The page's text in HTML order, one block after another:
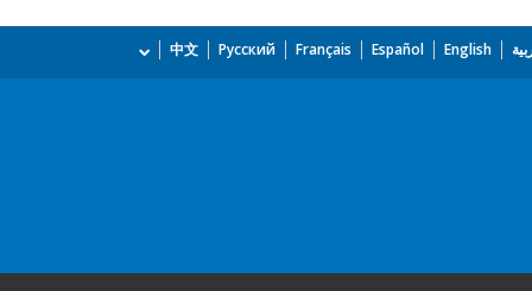
English
Español
Français
Русский
中文